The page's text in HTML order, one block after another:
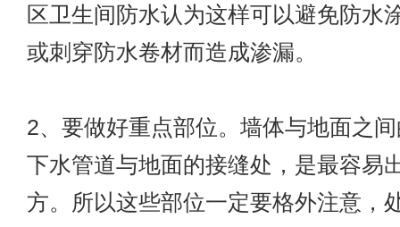
区卫生间防水认为这样可以避免防水
或刺穿防水卷材而造成渗漏。
2、要做好重点部位。墙体与地面之
下水管道与地面的接缝处，是最容易
方。所以这些部位一定要格外注意，